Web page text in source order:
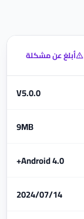
أبلغ عن مشكلة
V5.0.0
9MB
Android 4.0+
2024/07/14